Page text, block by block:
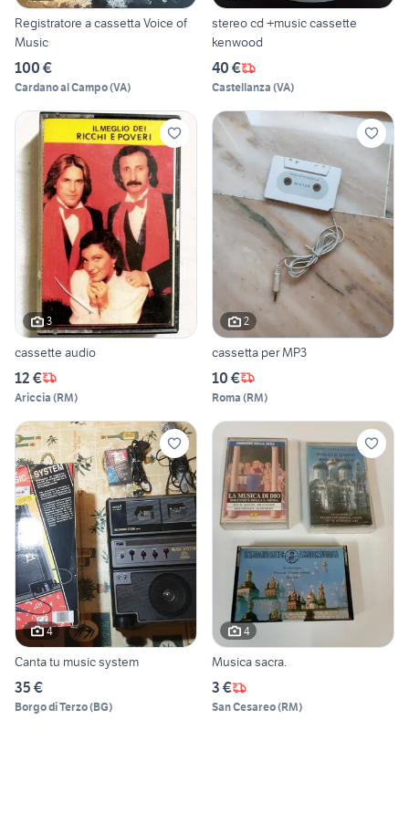
Registratore a cassetta Voice of
Music
100 €
Cardano al Campo(VA)
stereo cd +music cassette
kenwood
40 €
Castellanza (VA)
3
cassette audio
12 €
Ariccia (RM)
2
cassetta per MP3
10 €
Roma (RM)
4
Canta tu music system
35 €
Borgo di Terzo(BG)
4
Musica sacra.
3 €
San Cesareo(RM)